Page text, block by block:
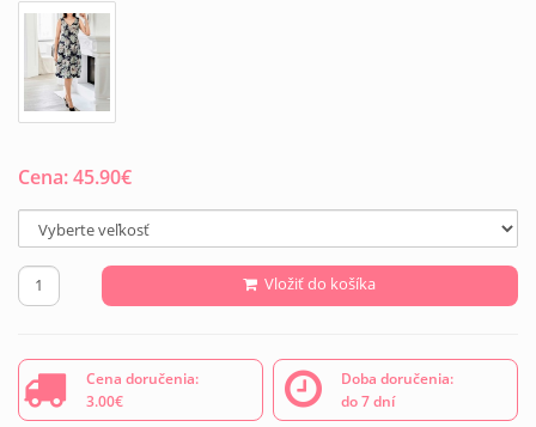
Cena:45.90€
Vložiť do košíka
Cena doručenia:
3.00€
Doba doručenia:
do 7 dní